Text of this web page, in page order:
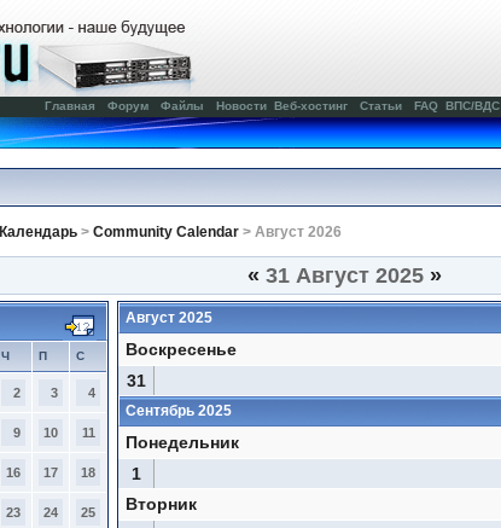
Главная Форум Файлы Новости Веб-хостинг Статьи FAQ ВПС/ВДС
Календарь > Community Calendar > Август 2026
« 31 Август 2025 »
Ч П С
2 3 4
9 10 11
16 17 18
23 24 25
Август 2025
Воскресенье
31
Сентябрь 2025
Понедельник
1
Вторник